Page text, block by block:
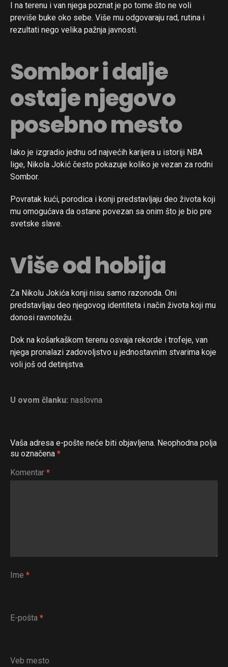
I na terenu i van njega poznat je po tome što ne voli
previše buke oko sebe. Više mu odgovaraju rad, rutina i
rezultati nego velika pažnja javnosti.
Sombor i dalje
ostaje njegovo
posebno mesto
Iako je izgradio jednu od najvećih karijera u istoriji NBA
lige, Nikola Jokić često pokazuje koliko je vezan za rodni
Sombor.
Povratak kući, porodica i konji predstavljaju deo života koji
mu omogućava da ostane povezan sa onim što je bio pre
svetske slave.
Više od hobija
Za Nikolu Jokića konji nisu samo razonoda. Oni
predstavljaju deo njegovog identiteta i način života koji mu
donosi ravnotežu.
Dok na košarkaškom terenu osvaja rekorde i trofeje, van
njega pronalazi zadovoljstvo u jednostavnim stvarima koje
voli još od detinjstva.
U ovom članku: naslovna
Vaša adresa e-pošte neće biti objavljena. Neophodna polja
su označena *
Komentar *
Ime *
E-pošta *
Veb mesto